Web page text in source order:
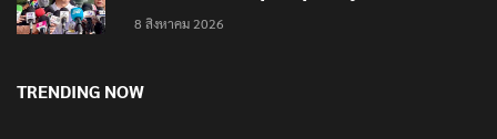
8 สิงหาคม 2026
TRENDING NOW